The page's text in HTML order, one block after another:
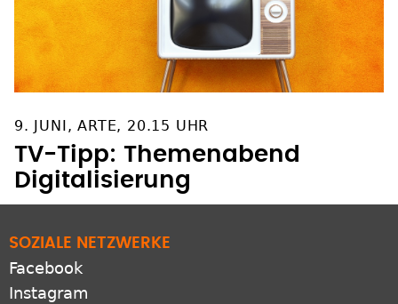
9. JUNI, ARTE, 20.15 UHR
TV-Tipp: Themenabend
Digitalisierung
SOZIALE NETZWERKE
Facebook
Instagram